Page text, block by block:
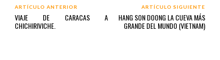
ARTÍCULO ANTERIOR
VIAJE DE CARACAS A
CHICHIRIVICHE.
ARTÍCULO SIGUIENTE
HANG SON DOONG LA CUEVA MÁS
GRANDE DEL MUNDO (VIETNAM)